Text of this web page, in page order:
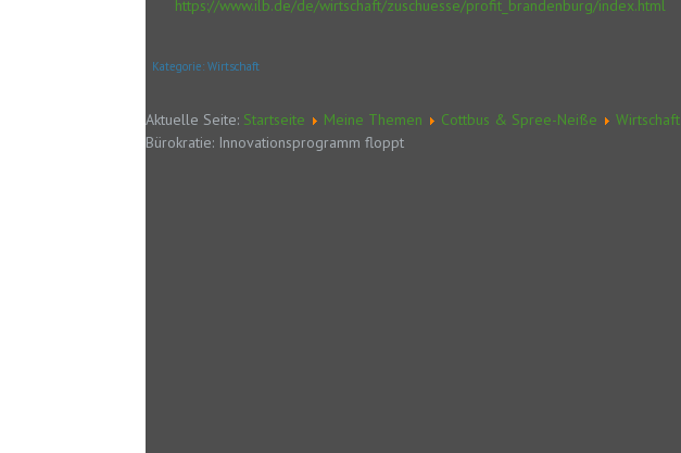
https://www.ilb.de/de/wirtschaft/zuschuesse/profit_brandenburg/index.html
Kategorie:Wirtschaft
Aktuelle Seite: Startseite Meine Themen Cottbus & Spree-Neiße Wirtschaft
Bürokratie: Innovationsprogramm floppt